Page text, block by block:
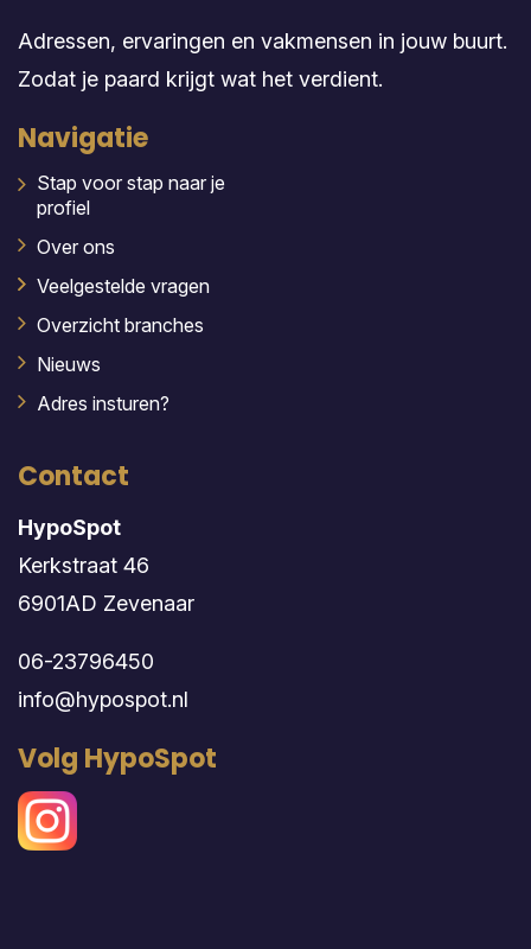
Adressen, ervaringen en vakmensen in jouw buurt.
Zodat je paard krijgt wat het verdient.
Navigatie
Stap voor stap naar je
profiel
Over ons
Veelgestelde vragen
Overzicht branches
Nieuws
Adres insturen?
Contact
HypoSpot
Kerkstraat 46
6901AD Zevenaar
06-23796450
info@hypospot.nl
Volg HypoSpot